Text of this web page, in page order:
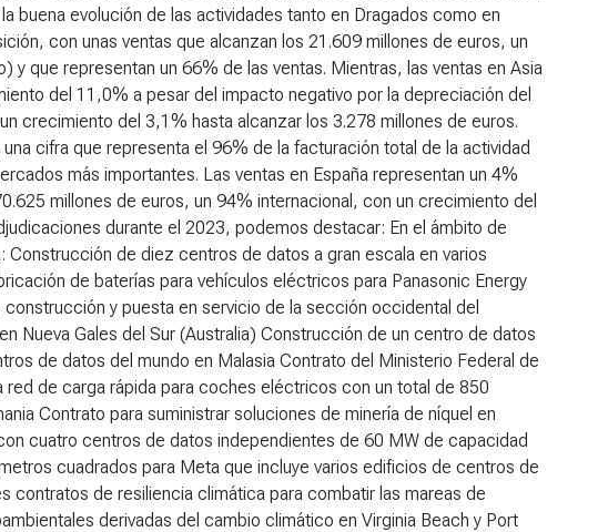
buena evolución de las actividades tanto en Dragados como en
con unas ventas que alcanzan los 21.609 millones de euros, un
que representan un 66% de las ventas. Mientras, las ventas en Asia
del 11,0% a pesar del impacto negativo por la depreciación del
crecimiento del 3,1% hasta alcanzar los 3.278 millones de euros.
cifra que representa el 96% de la facturación total de la actividad
más importantes. Las ventas en España representan un 4%
millones de euros, un 94% internacional, con un crecimiento del
durante el 2023, podemos destacar: En el ámbito de
Construcción de diez centros de datos a gran escala en varios
de baterías para vehículos eléctricos para Panasonic Energy
y puesta en servicio de la sección occidental del
Nueva Gales del Sur (Australia) Construcción de un centro de datos
de datos del mundo en Malasia Contrato del Ministerio Federal de
de carga rápida para coches eléctricos con un total de 850
Contrato para suministrar soluciones de minería de níquel en
cuatro centros de datos independientes de 60 MW de capacidad
cuadrados para Meta que incluye varios edificios de centros de
contratos de resiliencia climática para combatir las mareas de
derivadas del cambio climático en Virginia Beach y Port